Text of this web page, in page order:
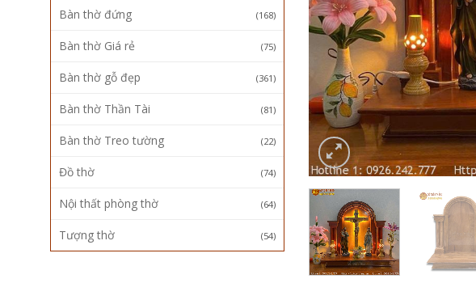
Bàn thờ đứng (168)
Bàn thờ Giá rẻ (75)
Bàn thờ gỗ đẹp (361)
Bàn thờ Thần Tài (81)
Bàn thờ Treo tường (22)
Đồ thờ (74)
Nội thất phòng thờ (64)
Tượng thờ (54)